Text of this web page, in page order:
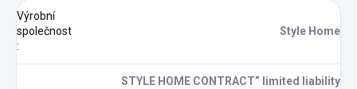
Výrobní
společnost
:
Style Home
STYLE HOME CONTRACT” limited liability